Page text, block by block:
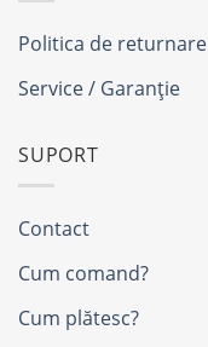
Politica de returnare
Service / Garanție
SUPORT
Contact
Cum comand?
Cum plătesc?